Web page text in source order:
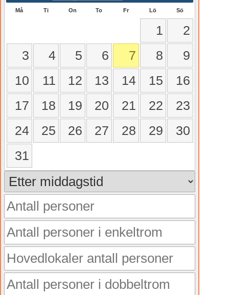
Må Ti On To Fr Lö Sö
1
2
3
4 5 6 7 8
9
10
11 12 13 14 15
16
17
18 19 20 21 22
23
24
25 26 27 28 29
30
31